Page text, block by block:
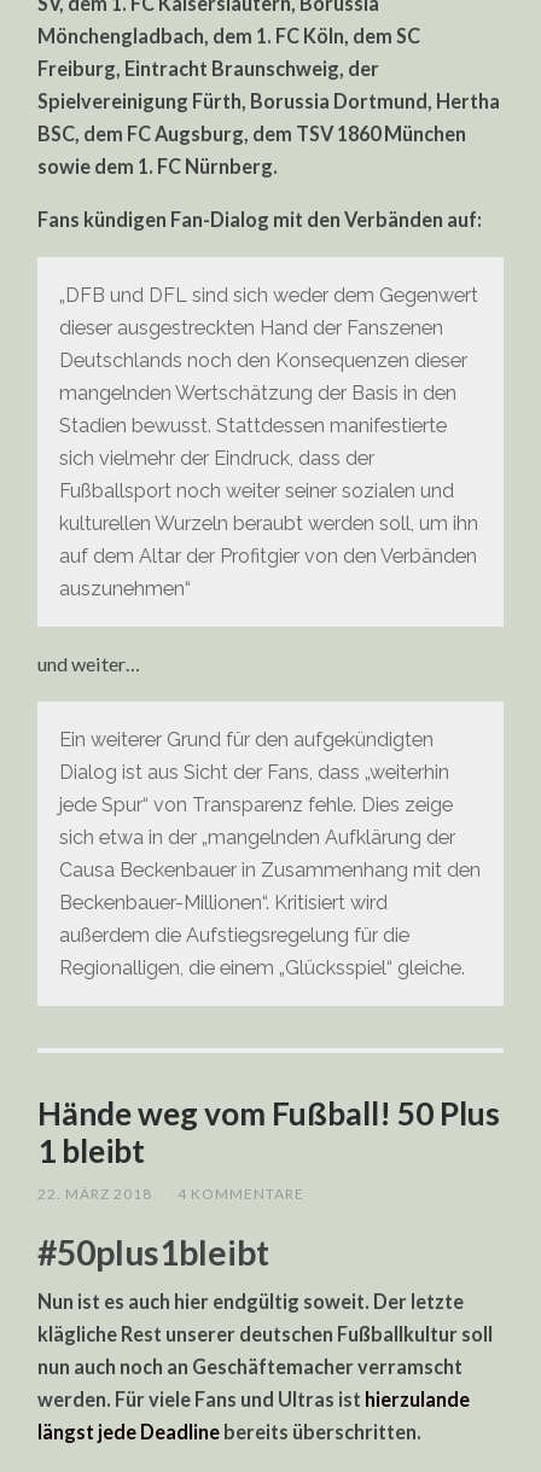
Mönchengladbach, dem 1. FC Köln, dem SC
Freiburg, Eintracht Braunschweig, der
Spielvereinigung Fürth, Borussia Dortmund, Hertha
BSC, dem FC Augsburg, dem TSV 1860 München
sowie dem 1. FC Nürnberg.
Fans kündigen Fan-Dialog mit den Verbänden auf:
„DFB und DFL sind sich weder dem Gegenwert
dieser ausgestreckten Hand der Fanszenen
Deutschlands noch den Konsequenzen dieser
mangelnden Wertschätzung der Basis in den
Stadien bewusst. Stattdessen manifestierte
sich vielmehr der Eindruck, dass der
Fußballsport noch weiter seiner sozialen und
kulturellen Wurzeln beraubt werden soll, um ihn
auf dem Altar der Profitgier von den Verbänden
auszunehmen“
und weiter…
Ein weiterer Grund für den aufgekündigten
Dialog ist aus Sicht der Fans, dass „weiterhin
jede Spur“ von Transparenz fehle. Dies zeige
sich etwa in der „mangelnden Aufklärung der
Causa Beckenbauer in Zusammenhang mit den
Beckenbauer-Millionen“. Kritisiert wird
außerdem die Aufstiegsregelung für die
Regionalligen, die einem „Glücksspiel“ gleiche.
Hände weg vom Fußball! 50 Plus
1 bleibt
22. MÄRZ 2018 4 KOMMENTARE
#50plus1bleibt
Nun ist es auch hier endgültig soweit. Der letzte
klägliche Rest unserer deutschen Fußballkultur soll
nun auch noch an Geschäftemacher verramscht
werden. Für viele Fans und Ultras ist hierzulande
längst jede Deadline bereits überschritten.